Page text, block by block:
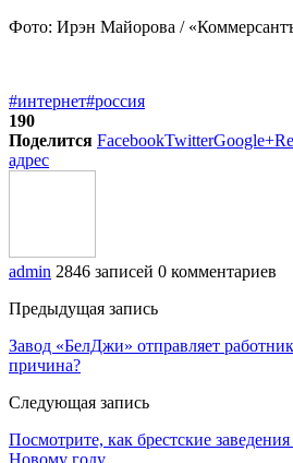
Фото: Ирэн Майорова /
#интернет#россия
190
Поделится FacebookTwitterGoogle+
адрес
admin 2846 записей 0 комментариев
Предыдущая запись
Завод «БелДжи» отправляет
причина?
Следующая запись
Посмотрите, как брестские
Новому году